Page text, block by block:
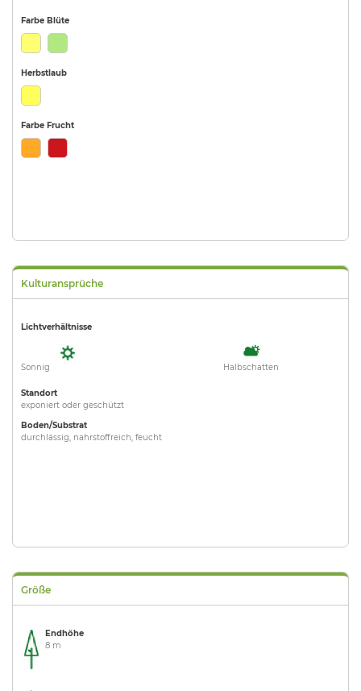
Farbe Blüte
Herbstlaub
Farbe Frucht
Kulturansprüche
Lichtverhältnisse
Sonnig Halbschatten
Standort
exponiert oder geschützt
Boden/Substrat
durchlässig, nahrstoffreich, feucht
Größe
Endhöhe
8 m